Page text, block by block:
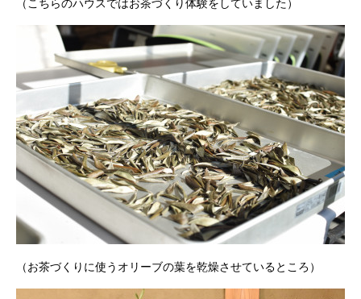
（お茶づくりに使うオリーブの葉を乾燥させているところ）